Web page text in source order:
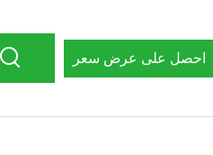
احصل على عرض سعر